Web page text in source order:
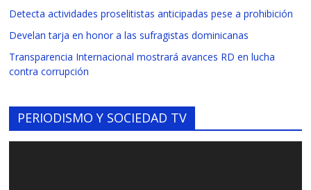
Detecta actividades proselitistas anticipadas pese a prohibición
Develan tarja en honor a las sufragistas dominicanas
Transparencia Internacional mostrará avances RD en lucha
contra corrupción
PERIODISMO Y SOCIEDAD TV